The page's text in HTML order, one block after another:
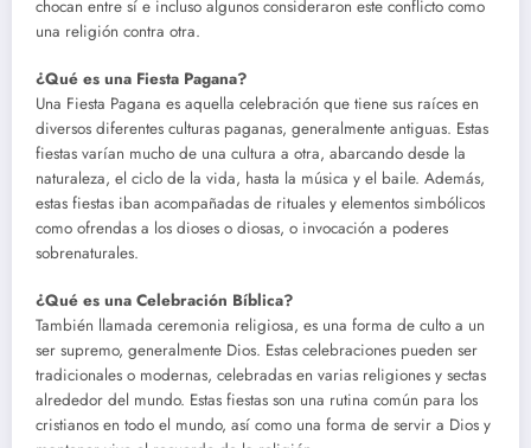
chocan entre sí e incluso algunos consideraron este conflicto como
una religión contra otra.
¿Qué es una Fiesta Pagana?
Una Fiesta Pagana es aquella celebración que tiene sus raíces en
diversos diferentes culturas paganas, generalmente antiguas. Estas
fiestas varían mucho de una cultura a otra, abarcando desde la
naturaleza, el ciclo de la vida, hasta la música y el baile. Además,
estas fiestas iban acompañadas de rituales y elementos simbólicos
como ofrendas a los dioses o diosas, o invocación a poderes
sobrenaturales.
¿Qué es una Celebración Bíblica?
También llamada ceremonia religiosa, es una forma de culto a un
ser supremo, generalmente Dios. Estas celebraciones pueden ser
tradicionales o modernas, celebradas en varias religiones y sectas
alrededor del mundo. Estas fiestas son una rutina común para los
cristianos en todo el mundo, así como una forma de servir a Dios y